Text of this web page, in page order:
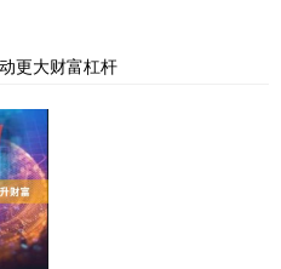
更大财富杠杆